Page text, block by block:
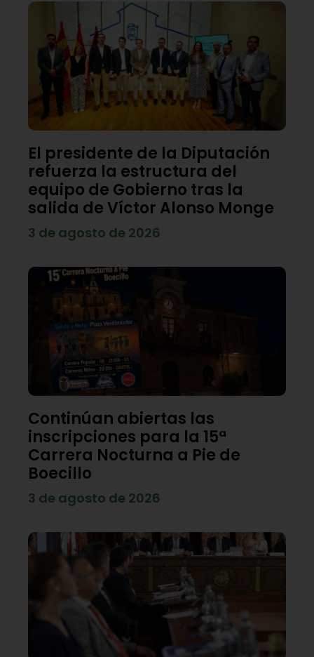
El presidente de la Diputación
refuerza la estructura del
equipo de Gobierno tras la
salida de Víctor Alonso Monge
3 de agosto de 2026
Continúan abiertas las
inscripciones para la 15ª
Carrera Nocturna a Pie de
Boecillo
3 de agosto de 2026